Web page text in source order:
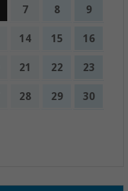
7 8 9
14 15 16
21 22 23
28 29 30